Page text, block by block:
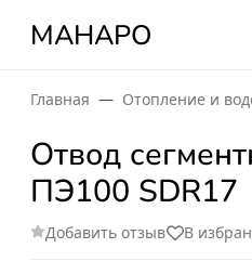
МАНАРО
Главная Отопление и
Отвод
ПЭ100 SDR17
Добавить отзыв В